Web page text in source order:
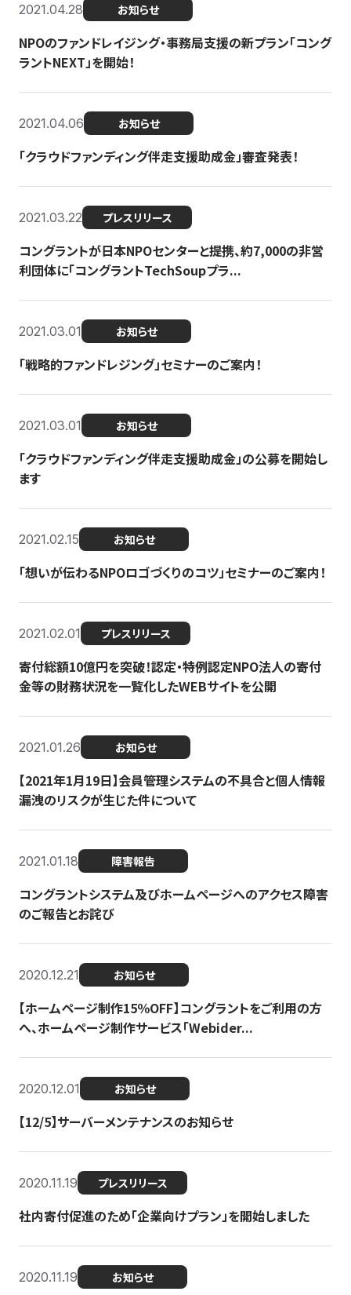
2021.04.28 お知らせ
NPOのファンドレイジング・事務局支援の新プラン「コング
ラントNEXT」を開始！
2021.04.06 お知らせ
「クラウドファンディング伴走支援助成金」審査発表！
2021.03.22 プレスリリース
コングラントが日本NPOセンターと提携、約7,000の非営
利団体に「コングラントTechSoupプラ...
2021.03.01 お知らせ
「戦略的ファンドレジング」セミナーのご案内！
2021.03.01 お知らせ
「クラウドファンディング伴走支援助成金」の公募を開始し
ます
2021.02.15 お知らせ
「想いが伝わるNPOロゴづくりのコツ」セミナーのご案内！
2021.02.01 プレスリリース
寄付総額10億円を突破！認定・特例認定NPO法人の寄付
金等の財務状況を一覧化したWEBサイトを公開
2021.01.26 お知らせ
【2021年1月19日】会員管理システムの不具合と個人情報
漏洩のリスクが生じた件について
2021.01.18 障害報告
コングラントシステム及びホームページへのアクセス障害
のご報告とお詫び
2020.12.21 お知らせ
【ホームページ制作15％OFF】コングラントをご利用の方
へ、ホームページ制作サービス「Webider...
2020.12.01 お知らせ
【12/5】サーバーメンテナンスのお知らせ
2020.11.19 プレスリリース
社内寄付促進のため「企業向けプラン」を開始しました
2020.11.19 お知らせ